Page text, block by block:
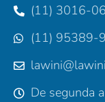
(11) 3016-
(11) 95389-
De segunda